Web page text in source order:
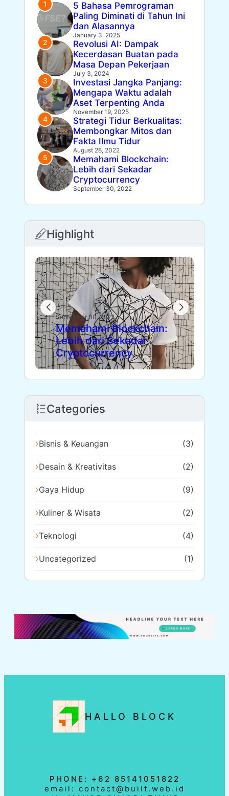
5 Bahasa Pemrograman
Paling Diminati di Tahun Ini
dan Alasannya
January 3, 2025
Revolusi AI: Dampak
Kecerdasan Buatan pada
Masa Depan Pekerjaan
July 3, 2024
Investasi Jangka Panjang:
Mengapa Waktu adalah
Aset Terpenting Anda
November 19, 2025
Strategi Tidur Berkualitas:
Membongkar Mitos dan
Fakta Ilmu Tidur
August 28, 2022
Memahami Blockchain:
Lebih dari Sekadar
Cryptocurrency
September 30, 2022
Highlight
September 30, 2022
Memahami Blockchain:
Lebih dari Sekadar
Cryptocurrency
Categories
Bisnis & Keuangan (3)
Desain & Kreativitas (2)
Gaya Hidup (9)
Kuliner & Wisata (2)
Teknologi (4)
Uncategorized (1)
HALLO BLOCK
PHONE: +62 85141051822
email: contact@built.web.id